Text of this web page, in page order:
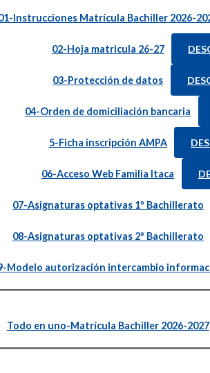
Instrucciones Matrícula Bachiller 2026-
02-Hoja matricula 26-27
03-Protección de datos
04-Orden de domiciliación bancaria
5-Ficha inscripción AMPA
06-Acceso Web Familia Itaca
07-Asignaturas optativas 1º Bachillerato
08-Asignaturas optativas 2º Bachillerato
Modelo autorización intercambio
Todo en uno-Matrícula Bachiller 2026-2027